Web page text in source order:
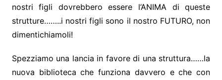
nostri figli dovrebbero essere l’ANIMA di queste
strutture……..i nostri figli sono il nostro FUTURO, non
dimentichiamoli!
Spezziamo una lancia in favore di una struttura……la
nuova biblioteca che funziona davvero e che con